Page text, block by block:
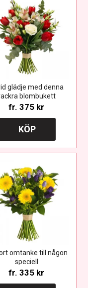
glädje med denna
blombukett
fr. 375 kr
KÖP
omtanke till någon
speciell
fr. 335 kr